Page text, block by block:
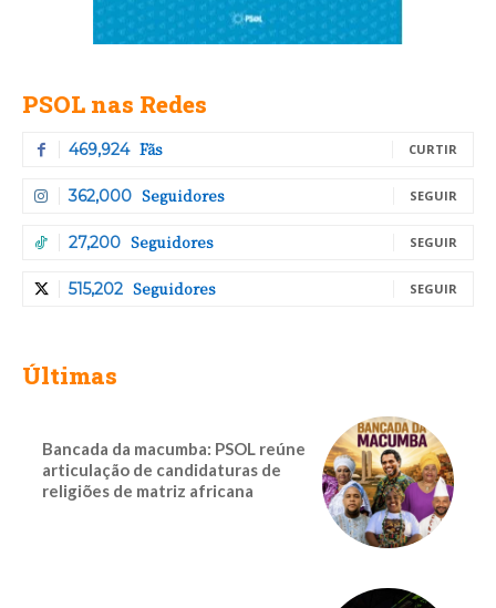
PSOL nas Redes
469,924 Fãs CURTIR
362,000 Seguidores SEGUIR
27,200 Seguidores SEGUIR
515,202 Seguidores SEGUIR
Últimas
Bancada da macumba: PSOL reúne
articulação de candidaturas de
religiões de matriz africana